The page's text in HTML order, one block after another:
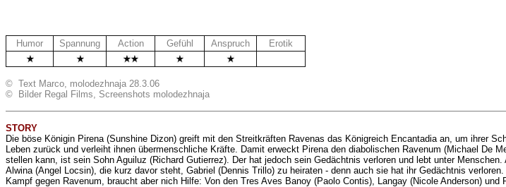
Humor Spannung Action Gefühl Anspruch
Erotik
© Text Marco, molodezhnaja 28.3.06
© Bilder Regal Films, Screenshots molodezhnaja
STORY
Die böse Königin Pirena (Sunshine Dizon) greift mit den Streitkräften Ravenas das Königreich Encantadia an, um ihrer
Leben zurück und verleiht ihnen übermenschliche Kräfte. Damit erweckt Pirena den diabolischen Ravenum (Michael
stellen kann, ist sein Sohn Aguiluz (Richard Gutierrez). Der hat jedoch sein Gedächtnis verloren und lebt unter
Alwina (Angel Locsin), die kurz davor steht, Gabriel (Dennis Trillo) zu heiraten - denn auch sie hat ihr Gedächtnis
Kampf gegen Ravenum, braucht aber nich Hilfe: Von den Tres Aves Banoy (Paolo Contis), Langay (Nicole Anderson) und